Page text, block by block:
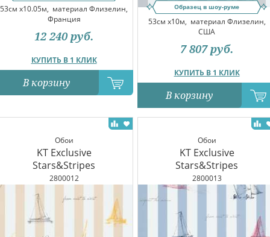
53см x10.05м, материал Флизелин,
Франция
КУПИТЬ В 1 КЛИК
12 240 руб.
В корзину
Образец в шоу-руме
53см x10м, материал Флизелин,
США
КУПИТЬ В 1 КЛИК
7 807 руб.
В корзину
Обои
KT Exclusive
Stars&Stripes
2800012
Обои
KT Exclusive
Stars&Stripes
2800013